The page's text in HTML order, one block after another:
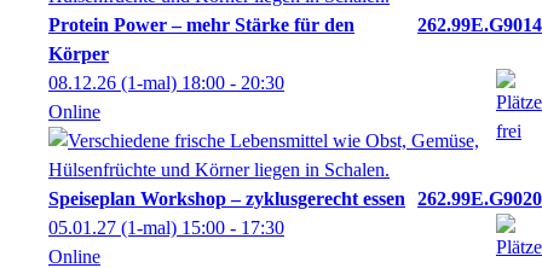
Protein Power – mehr Stärke für den
Körper
262.99E.G9014
08.12.26 (1-mal) 18:00 - 20:30
Online
Speiseplan Workshop – zyklusgerecht essen
262.99E.G9020
05.01.27 (1-mal) 15:00 - 17:30
Online